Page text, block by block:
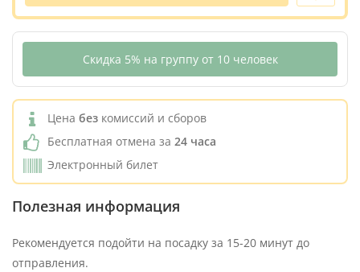
Скидка 5% на группу от 10 человек
Цена без комиссий и сборов
Бесплатная отмена за 24 часа
Электронный билет
Полезная информация
Рекомендуется подойти на посадку за 15-20 минут до
отправления.